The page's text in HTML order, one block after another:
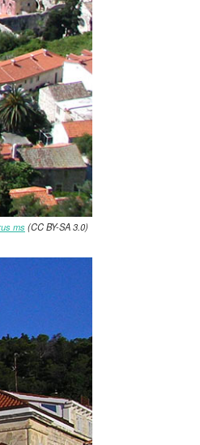
ms(CC BY-SA 3.0)